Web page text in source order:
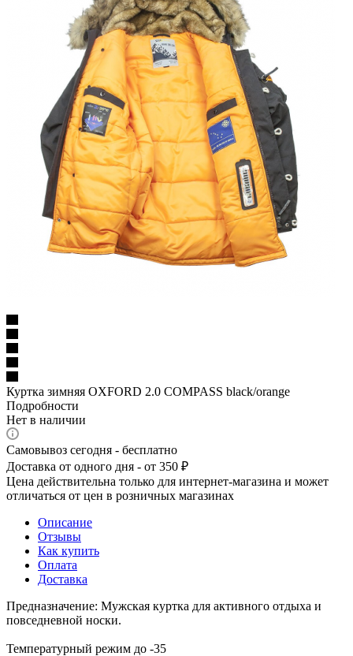
Куртка зимняя OXFORD 2.0 COMPASS black/orange
Подробности
Нет в наличии
Самовывоз сегодня - бесплатно
Доставка от одного дня - от 350 ₽
Цена действительна только для интернет-магазина и может
отличаться от цен в розничных магазинах
Описание
Отзывы
Как купить
Оплата
Доставка
Предназначение: Мужская куртка для активного отдыха и
повседневной носки.
Температурный режим до -35